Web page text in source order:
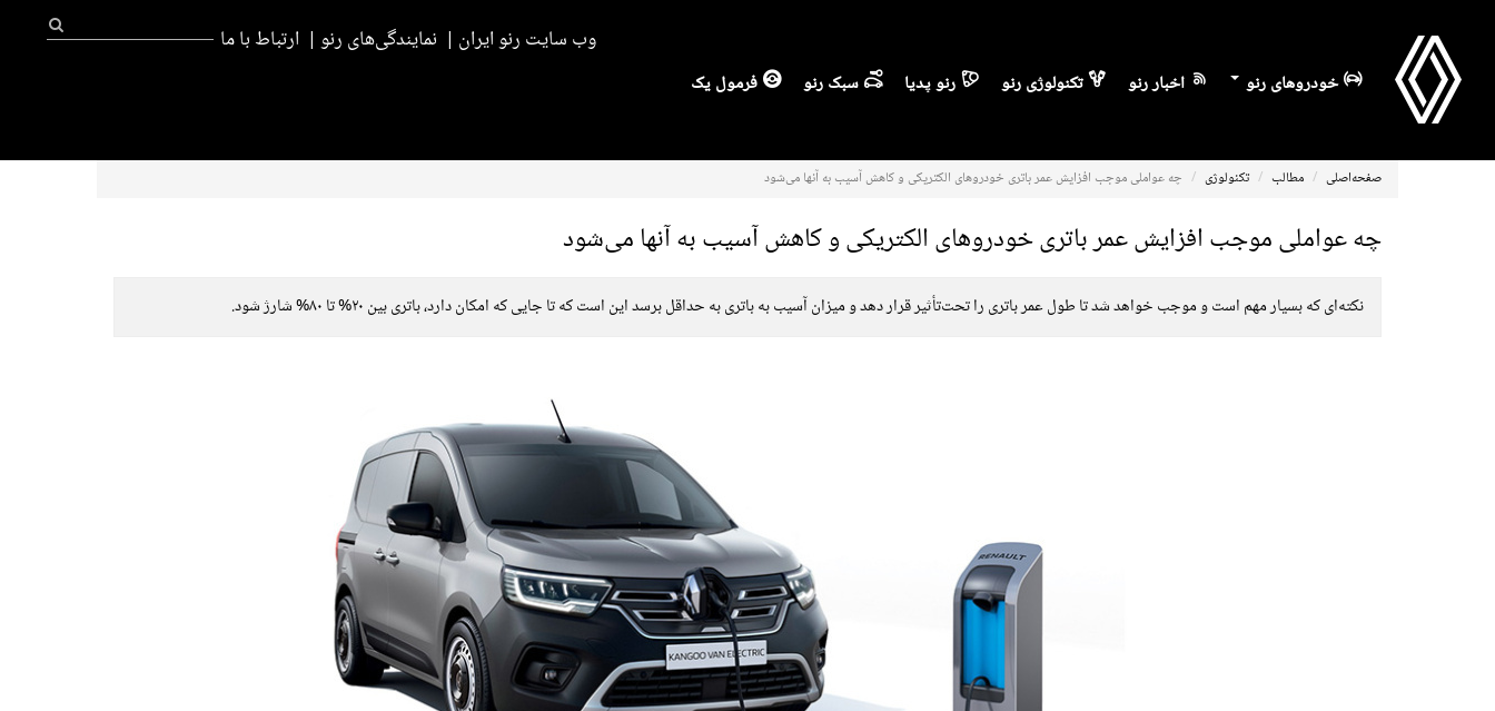
وب سایت رنو ایران نمایندگی‌های رنو ارتباط با ما
خودروهای رنو اخبار رنو تکنولوژی رنو رنو پدیا سبک رنو فرمول یک
صفحه‌اصلی مطالب تکنولوژی چه عواملی موجب افزایش عمر باتری خودروهای الکتریکی و کاهش آسیب به آنها می‌شود
چه عواملی موجب افزایش عمر باتری خودروهای الکتریکی و کاهش آسیب به آنها می‌شود
نکته‌ای که بسیار مهم است و موجب خواهد شد تا طول عمر باتری را تحت‌تأثیر قرار دهد و میزان آسیب به باتری به حداقل برسد این است که تا جایی که امکان دارد، باتری بین ۲۰% تا ۸۰% شارژ شود.